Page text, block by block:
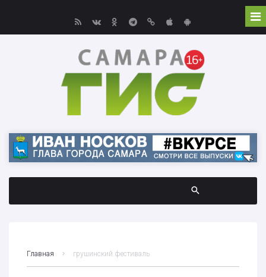
Главная грушинский фестиваль